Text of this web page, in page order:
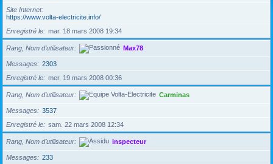
Site Internet
https://www.volta-electricite.info/
Enregistré le
mar. 18 mars 2008 19:34
Rang, Nom d’utilisateur Max78
Messages
2303
Enregistré le
mer. 19 mars 2008 00:36
Rang, Nom d’utilisateur Carminas
Messages
3537
Enregistré le
sam. 22 mars 2008 12:34
Rang, Nom d’utilisateur inspecteur
Messages
233